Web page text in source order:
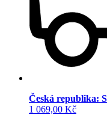
Česká republika:
1 069,00 Kč